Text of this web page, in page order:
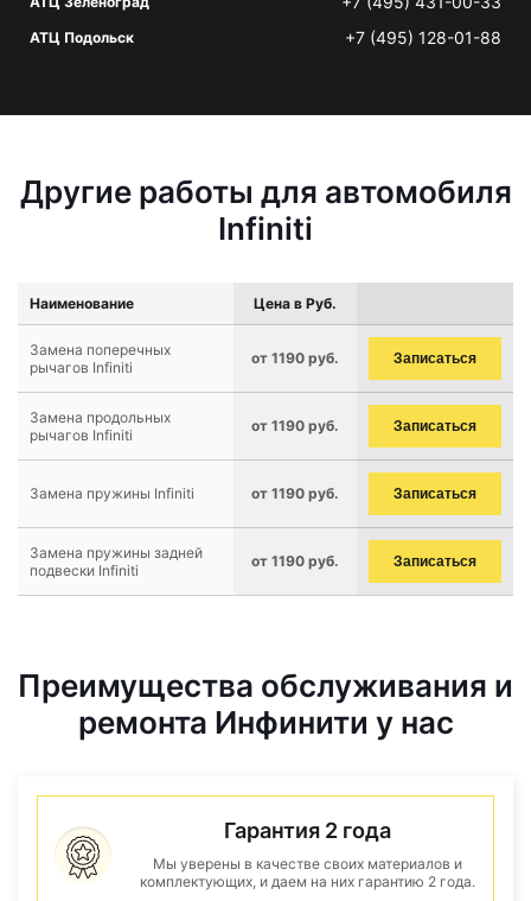
АТЦ Подольск +7 (495) 128-01-88
Другие работы для автомобиля
Infiniti
Наименование Цена в Руб.
Замена поперечных
рычагов Infiniti
от 1190 руб. Записаться
Замена продольных
рычагов Infiniti
от 1190 руб. Записаться
Замена пружины Infiniti от 1190 руб. Записаться
Замена пружины задней
подвески Infiniti
от 1190 руб. Записаться
Преимущества обслуживания и
ремонта Инфинити у нас
Гарантия 2 года
Мы уверены в качестве своих материалов и
комплектующих, и даем на них гарантию 2 года.